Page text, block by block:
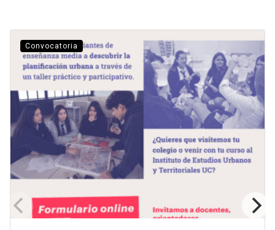
Convocatoria